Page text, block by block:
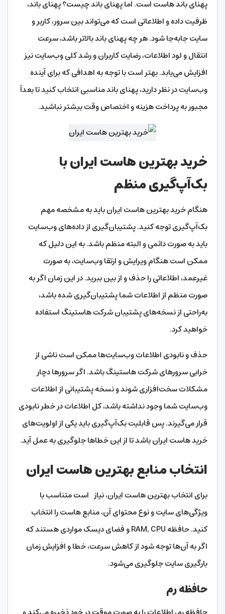
پهنای باند هاست است. اما پهنای باند چیست؟ پهنای باند،
ظرفیت داده و اطلاعاتی است که می‌تواند بین سرور، کاربر و
سایت جابه‌جا شود. هر چه پهنای باند بالاتر باشد، سرعت
انتقال و لود اطلاعات، رضایت کاربران و رشد کلی وب‌سایت نیز
افزایش می‌یابد. بهتر است با توجه به اهدافی که برای آینده
وب‌سایت در نظر دارید، پهنای باند مناسبی انتخاب کنید تا بعداً
مجبور به پرداخت هزینه و اختصاص وقت بیشتر نباشید.
خرید بهترین هاست ایران با
بک‌آپ‌گیری منظم
هنگام خرید بهترین هاست ایران باید به مشخصه مهم
بک‌آپ‌گیری توجه کنید. پشتیبان‌گیری از داده‌های وب‌سایت
باید به صورت دائمی و البته منظم باشد. به این دلیل که
ممکن است هنگام ویرایش و ارتقا وب‌سایت، به صورت
غیرعمد، اطلاعاتی را حذف و از بین ببرید. در این زمان اگر به
صورت منظم از اطلاعات شما پشتیبان‌گیری شده باشد،
به‌راحتی از نسخه‌های پشتیبان شرکت هاستینگ استفاده
خواهید کرد.
حذف و نابودی اطلاعات وب‌سایت‌ها ممکن است ناشی از
خرابی سرورهای شرکت هاستینگ باشد. اگر سرورها دچار
مشکلات سخت‌افزاری شوند و نسخه پشتیبانی از اطلاعات
وب‌سایت شما وجود نداشته باشد، کل اطلاعات در خطر نابودی
قرار می‌گیرند. پس قابلیت بک‌آپ‌گیری باید یکی از اولویت‌های
خرید هاست ایران باشد تا از این خطاها جلوگیری به عمل آید.
انتخاب منابع بهترین هاست ایران
برای انتخاب بهترین هاست ایران، نیاز است متناسب با
ویژگی‌های سایت و نوع محتوای آن، منابع هاست را انتخاب
کنید. حافظه RAM, CPU و فضای دیسک مواردی هستند که
اگر به آن‌ها توجه شود از کاهش سرعت، خطا و افزایش زمان
بارگیری سایت جلوگیری می‌شود.
حافظه رم